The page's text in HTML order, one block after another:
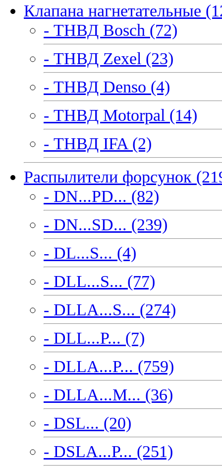
Клапана нагнетательные
- ТНВД Bosch (72)
- ТНВД Zexel (23)
- ТНВД Denso (4)
- ТНВД Motorpal (14)
- ТНВД IFA (2)
Распылители форсунок
- DN...PD... (82)
- DN...SD... (239)
- DL...S... (4)
- DLL...S... (77)
- DLLA...S... (274)
- DLL...P... (7)
- DLLA...P... (759)
- DLLA...M... (36)
- DSL... (20)
- DSLA...P... (251)